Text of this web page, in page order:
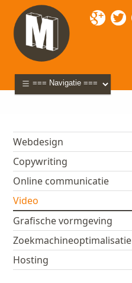
Webdesign
Copywriting
Online communicatie
Video
Grafische vormgeving
Zoekmachineoptimalisatie
Hosting